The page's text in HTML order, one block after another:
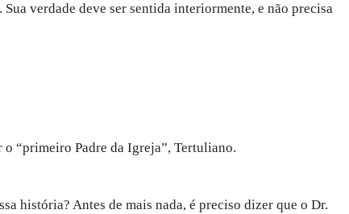
verdade deve ser sentida interiormente, e não precisa
“primeiro Padre da Igreja”, Tertuliano.
história? Antes de mais nada, é preciso dizer que o Dr.